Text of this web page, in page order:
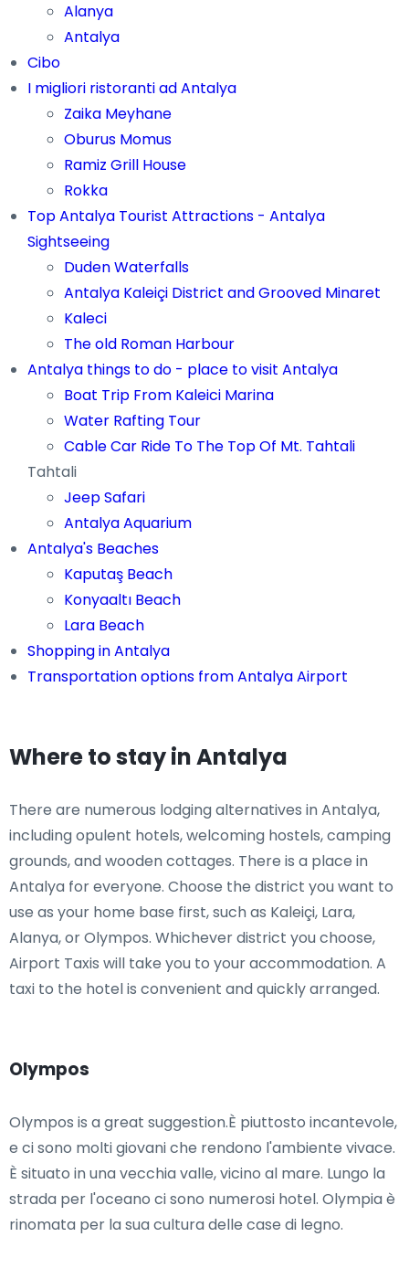
Alanya
Antalya
Cibo
I migliori ristoranti ad Antalya
Zaika Meyhane
Oburus Momus
Ramiz Grill House
Rokka
Top Antalya Tourist Attractions - Antalya
Sightseeing
Duden Waterfalls
Antalya Kaleiçi District and Grooved Minaret
Kaleci
The old Roman Harbour
Antalya things to do - place to visit Antalya
Boat Trip From Kaleici Marina
Water Rafting Tour
Cable Car Ride To The Top Of Mt. Tahtali
Tahtali
Jeep Safari
Antalya Aquarium
Antalya's Beaches
Kaputaş Beach
Konyaaltı Beach
Lara Beach
Shopping in Antalya
Transportation options from Antalya Airport
Where to stay in Antalya
There are numerous lodging alternatives in Antalya,
including opulent hotels, welcoming hostels, camping
grounds, and wooden cottages. There is a place in
Antalya for everyone. Choose the district you want to
use as your home base first, such as Kaleiçi, Lara,
Alanya, or Olympos. Whichever district you choose,
Airport Taxis will take you to your accommodation. A
taxi to the hotel is convenient and quickly arranged.
Olympos
Olympos is a great suggestion.È piuttosto incantevole,
e ci sono molti giovani che rendono l'ambiente vivace.
È situato in una vecchia valle, vicino al mare. Lungo la
strada per l'oceano ci sono numerosi hotel. Olympia è
rinomata per la sua cultura delle case di legno.